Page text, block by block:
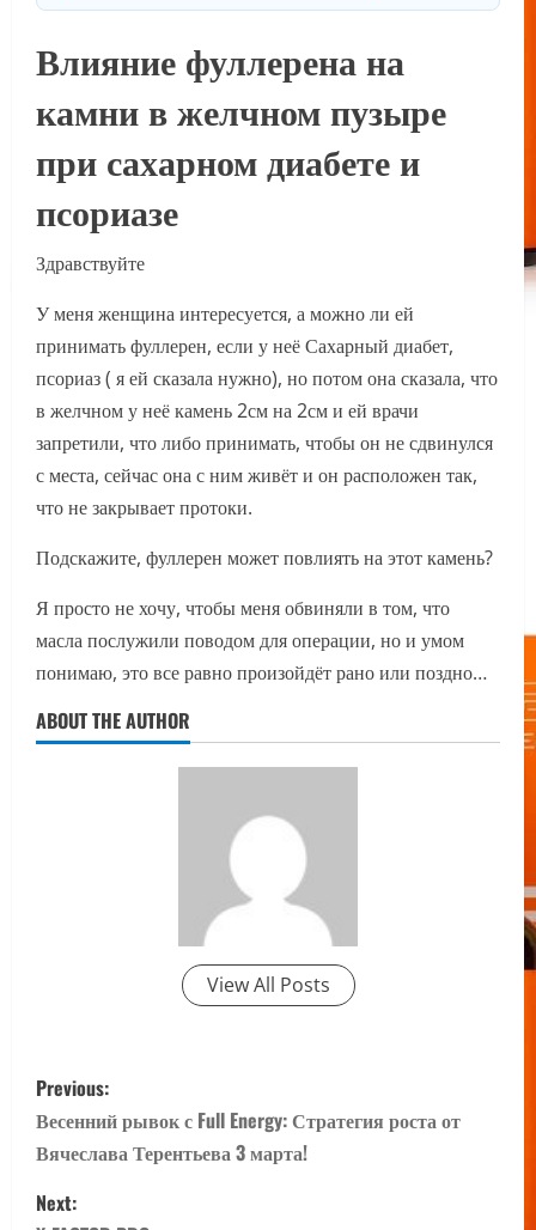
Влияние фуллерена на
камни в желчном пузыре
при сахарном диабете и
псориазе
Здравствуйте
У меня женщина интересуется, а можно ли ей
принимать фуллерен, если у неё Сахарный диабет,
псориаз ( я ей сказала нужно), но потом она сказала, что
в желчном у неё камень 2см на 2см и ей врачи
запретили, что либо принимать, чтобы он не сдвинулся
с места, сейчас она с ним живёт и он расположен так,
что не закрывает протоки.
Подскажите, фуллерен может повлиять на этот камень?
Я просто не хочу, чтобы меня обвиняли в том, что
масла послужили поводом для операции, но и умом
понимаю, это все равно произойдёт рано или поздно…
ABOUT THE AUTHOR
View All Posts
P
o
s
Previous:
Весенний рывок с Full Energy: Стратегия роста от
Вячеслава Терентьева 3 марта!
Next: